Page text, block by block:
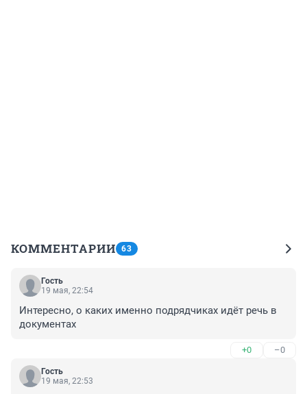
КОММЕНТАРИИ 63
Гость
19 мая, 22:54
Интересно, о каких именно подрядчиках идёт речь в
документах
+0 –0
Гость
19 мая, 22:53